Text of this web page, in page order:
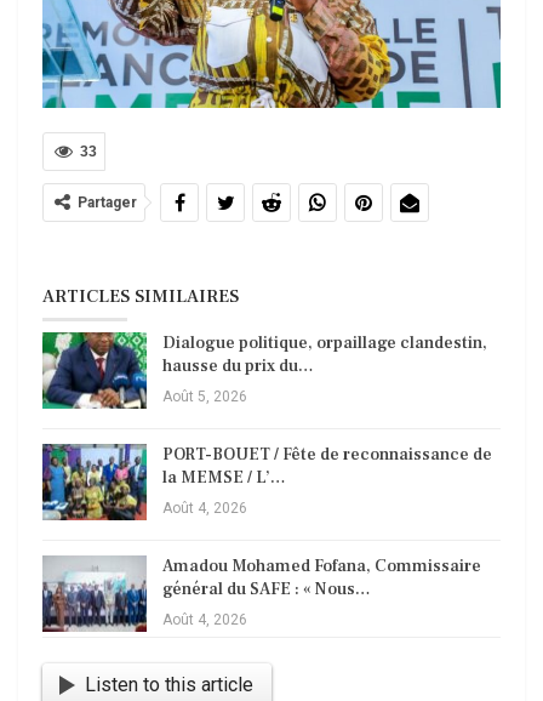
33
Partager
ARTICLES SIMILAIRES
Dialogue politique, orpaillage clandestin,
hausse du prix du…
Août 5, 2026
PORT-BOUET / Fête de reconnaissance de
la MEMSE / L’…
Août 4, 2026
Amadou Mohamed Fofana, Commissaire
général du SAFE : « Nous…
Août 4, 2026
Listen to this article